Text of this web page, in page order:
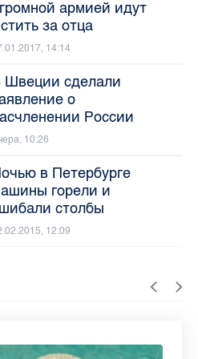
армией идут
за отца
14:14
Швеции сделали
о
России
10:26
в Петербурге
горели и
столбы
12:09